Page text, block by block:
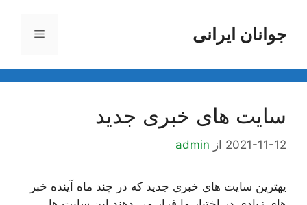
محتواجوانان ایرانی فهرست
سایت های خبری جدید
2021-11-12 از admin
یهترین سایت های خبری جدید که در چند ماه آینده خبر